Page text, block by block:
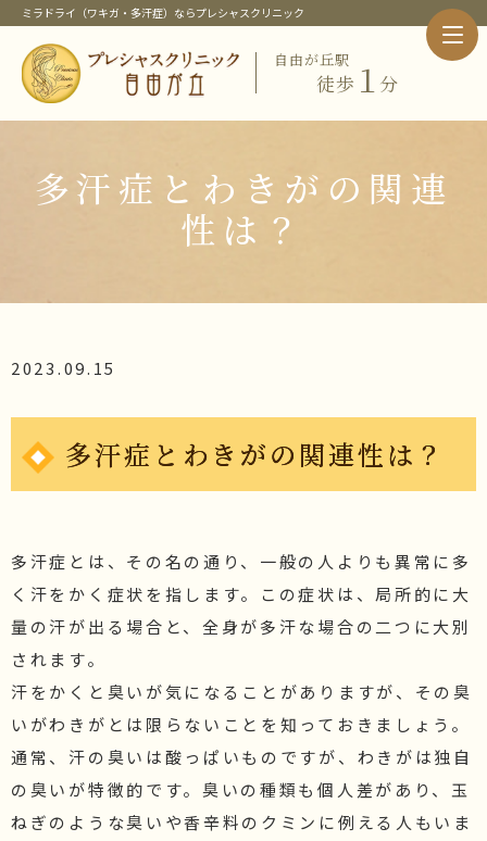
ミラドライ（ワキガ・多汗症）ならプレシャスクリニック
自由が丘駅
徒歩１ 分
ホーム
クリニック紹介
院長紹介
当クリニックの治療メニュー
ピックアップメニュー
ワキガ治療
子供のミラドライ
スレッドリフト
価格
ブログ・院長セレクト
院長ブログ
コラム
多汗症とわきがの関連
性は？
2023.09.15
多汗症とわきがの関連性は？
多汗症とは、その名の通り、一般の人よりも異常に多
く汗をかく症状を指します。この症状は、局所的に大
量の汗が出る場合と、全身が多汗な場合の二つに大別
されます。
汗をかくと臭いが気になることがありますが、その臭
いがわきがとは限らないことを知っておきましょう。
通常、汗の臭いは酸っぱいものですが、わきがは独自
の臭いが特徴的です。臭いの種類も個人差があり、玉
ねぎのような臭いや香辛料のクミンに例える人もいま